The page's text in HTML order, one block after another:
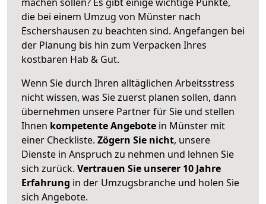
die bei einem Umzug von Münster nach
Eschershausen zu beachten sind. Angefangen bei
der Planung bis hin zum Verpacken Ihres
kostbaren Hab & Gut.
Wenn Sie durch Ihren alltäglichen Arbeitsstress
nicht wissen, was Sie zuerst planen sollen, dann
übernehmen unsere Partner für Sie und stellen
Ihnen kompetente Angebote in Münster mit
einer Checkliste. Zögern Sie nicht, unsere
Dienste in Anspruch zu nehmen und lehnen Sie
sich zurück. Vertrauen Sie unserer 10 Jahre
Erfahrung in der Umzugsbranche und holen Sie
sich Angebote.